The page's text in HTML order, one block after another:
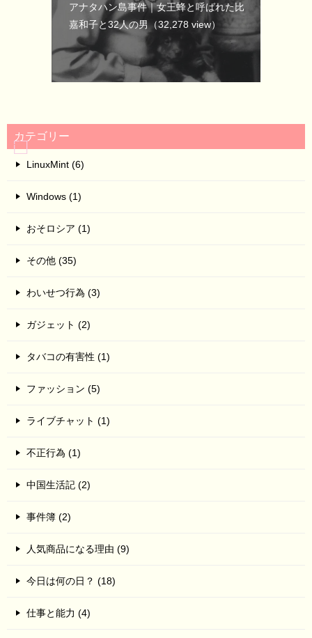
アナタハン島事件｜女王蜂と呼ばれた比
嘉和子と32人の男（32,278 view）
カテゴリー
LinuxMint (6)
Windows (1)
おそロシア (1)
その他 (35)
わいせつ行為 (3)
ガジェット (2)
タバコの有害性 (1)
ファッション (5)
ライブチャット (1)
不正行為 (1)
中国生活記 (2)
事件簿 (2)
人気商品になる理由 (9)
今日は何の日？ (18)
仕事と能力 (4)